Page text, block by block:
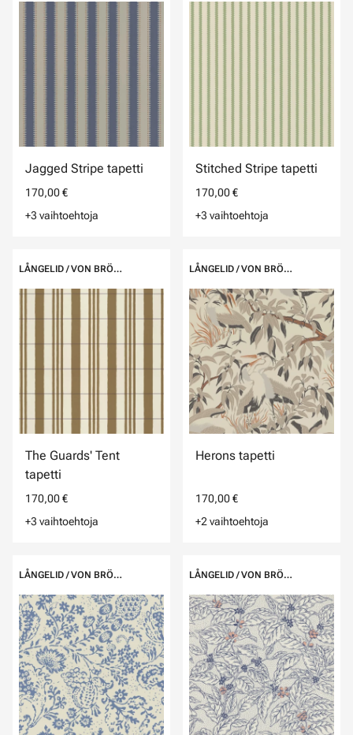
Jagged Stripe tapetti
170,00 €
+3 vaihtoehtoja
Stitched Stripe tapetti
170,00 €
+3 vaihtoehtoja
LÅNGELID / VON BRÖMSSEN
The Guards' Tent
tapetti
170,00 €
+3 vaihtoehtoja
LÅNGELID / VON BRÖMSSEN
Herons tapetti
170,00 €
+2 vaihtoehtoja
LÅNGELID / VON BRÖMSSEN LÅNGELID / VON BRÖMSSEN